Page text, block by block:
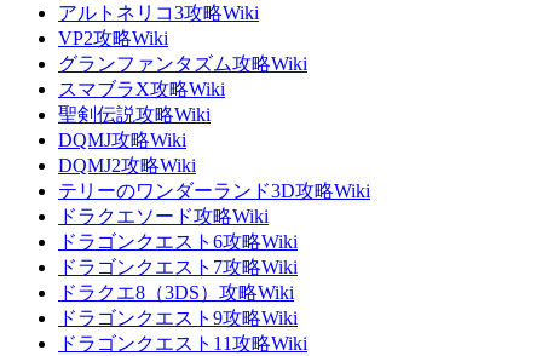
アルトネリコ3攻略Wiki
VP2攻略Wiki
グランファンタズム攻略Wiki
スマブラX攻略Wiki
聖剣伝説攻略Wiki
DQMJ攻略Wiki
DQMJ2攻略Wiki
テリーのワンダーランド3D攻略Wiki
ドラクエソード攻略Wiki
ドラゴンクエスト6攻略Wiki
ドラゴンクエスト7攻略Wiki
ドラクエ8（3DS）攻略Wiki
ドラゴンクエスト9攻略Wiki
ドラゴンクエスト11攻略Wiki